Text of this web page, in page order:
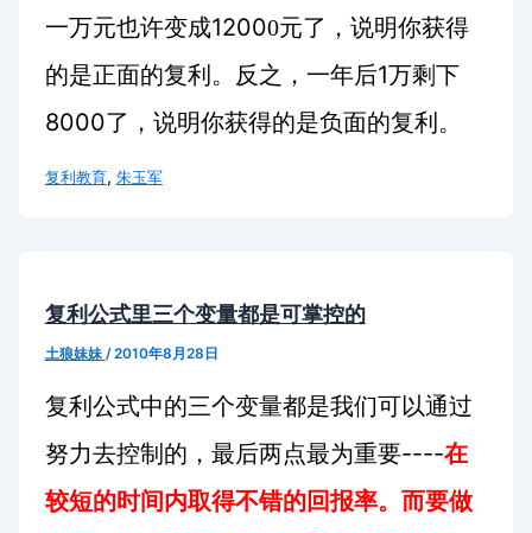
一万元也许变成12000元了，说明你获得
的是正面的复利。反之，一年后1万剩下
8000了，说明你获得的是负面的复利。
复利教育, 朱玉军
复利公式里三个变量都是可掌控的
土狼妹妹 /2010年8月28日
复利公式中的三个变量都是我们可以通过
努力去控制的，最后两点最为重要----在
较短的时间内取得不错的回报率。 而要做